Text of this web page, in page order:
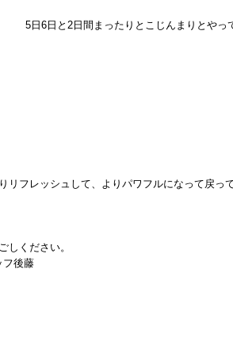
5日6日と2日間まったりとこじんまりとやっ
リフレッシュして、よりパワフルになって戻っ
しください。
後藤